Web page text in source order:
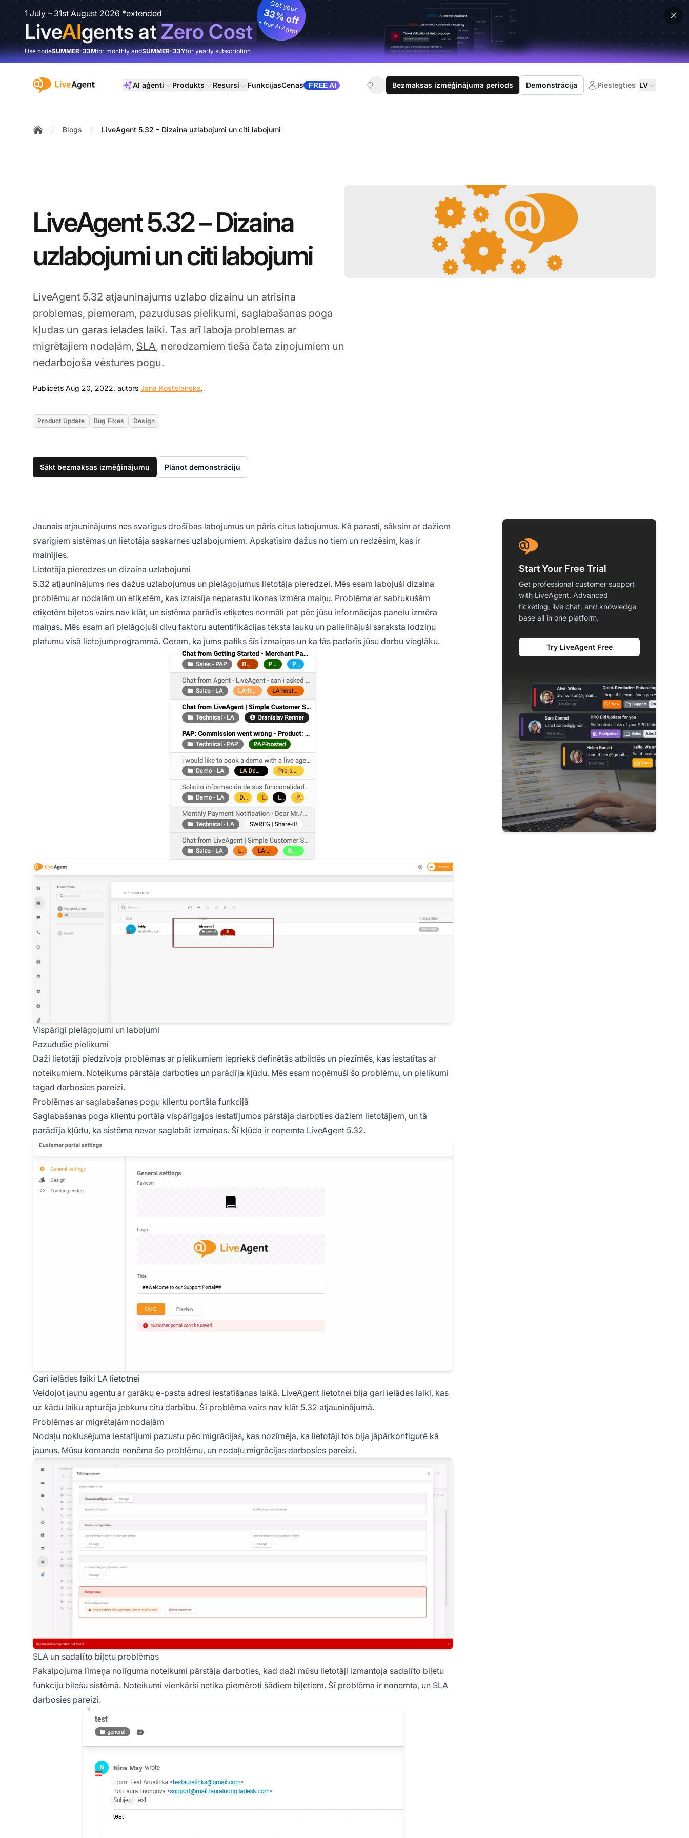
1 July – 31st August 2026 *extended
LiveAIgents atZero Cost
Get your
33% off
+ free AI Agent
Use codeSUMMER-33Mfor monthly andSUMMER-33Yfor yearly subscription
:site.title AI aģenti Produkts Resursi FunkcijasCenas FREE AI Bezmaksas izmēģinājuma periods Demonstrācija Pieslēgties LV
/ Blogs / LiveAgent 5.32 – Dizaina uzlabojumi un citi labojumi
LiveAgent 5.32 – Dizaina
uzlabojumi un citi labojumi
LiveAgent 5.32 atjauninajums uzlabo dizainu un atrisina
problemas, piemeram, pazudusas pielikumi, saglabašanas poga
kļudas un garas ielades laiki. Tas arī laboja problemas ar
migrētajiem nodaļām, SLA, neredzamiem tiešā čata ziņojumiem un
nedarbojoša vēstures pogu.
Publicēts Aug 20, 2022, autors Jana Kostelanska.
Product Update Bug Fixes Design
Sākt bezmaksas izmēģinājumu Plānot demonstrāciju
Jaunais atjauninājums nes svarīgus drošības labojumus un pāris citus labojumus. Kā parasti, sāksim ar dažiem
svarīgiem sistēmas un lietotāja saskarnes uzlabojumiem. Apskatīsim dažus no tiem un redzēsim, kas ir
mainījies.
Lietotāja pieredzes un dizaina uzlabojumi
5.32 atjauninājums nes dažus uzlabojumus un pielāgojumus lietotāja pieredzei. Mēs esam labojuši dizaina
problēmu ar nodaļām un etiķetēm, kas izraisīja neparastu ikonas izmēra maiņu. Problēma ar sabrukušām
etiķetēm biļetos vairs nav klāt, un sistēma parādīs etiķetes normāli pat pēc jūsu informācijas paneļu izmēra
maiņas. Mēs esam arī pielāgojuši divu faktoru autentifikācijas teksta lauku un palielinājuši saraksta lodziņu
platumu visā lietojumprogrammā. Ceram, ka jums patiks šīs izmaiņas un ka tās padarīs jūsu darbu vieglāku.
Vispārīgi pielāgojumi un labojumi
Pazudušie pielikumi
Daži lietotāji piedzīvoja problēmas ar pielikumiem iepriekš definētās atbildēs un piezīmēs, kas iestatītas ar
noteikumiem. Noteikums pārstāja darboties un parādīja kļūdu. Mēs esam noņēmuši šo problēmu, un pielikumi
tagad darbosies pareizi.
Problēmas ar saglabašanas pogu klientu portāla funkcijā
Saglabašanas poga klientu portāla vispārīgajos iestatījumos pārstāja darboties dažiem lietotājiem, un tā
parādīja kļūdu, ka sistēma nevar saglabāt izmaiņas. Šī kļūda ir noņemta LiveAgent 5.32.
Gari ielādes laiki LA lietotnei
Veidojot jaunu agentu ar garāku e-pasta adresi iestatīšanas laikā, LiveAgent lietotnei bija gari ielādes laiki, kas
uz kādu laiku apturēja jebkuru citu darbību. Šī problēma vairs nav klāt 5.32 atjauninājumā.
Problēmas ar migrētajām nodaļām
Nodaļu noklusējuma iestatījumi pazustu pēc migrācijas, kas nozīmēja, ka lietotāji tos bija jāpārkonfigurē kā
jaunus. Mūsu komanda noņēma šo problēmu, un nodaļu migrācijas darbosies pareizi.
SLA un sadalīto biļetu problēmas
Pakalpojuma līmeņa nolīguma noteikumi pārstāja darboties, kad daži mūsu lietotāji izmantoja sadalīto biļetu
funkciju biļešu sistēmā. Noteikumi vienkārši netika piemēroti šādiem biļetiem. Šī problēma ir noņemta, un SLA
darbosies pareizi.
Start Your Free Trial
Get professional customer support
with LiveAgent. Advanced
ticketing, live chat, and knowledge
base all in one platform.
Try LiveAgent Free